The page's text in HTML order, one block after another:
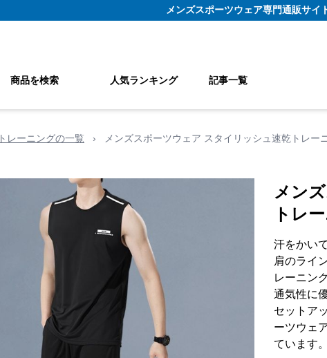
メンズスポーツウェア専門通販サイ
商品を検索 人気ランキング 記事一覧
トレーニングの一覧 › メンズスポーツウェア スタイリッシュ速乾トレー
メン
トレ
汗をかい
肩のライ
レーニン
通気性に
セットア
ーツウェ
ています。